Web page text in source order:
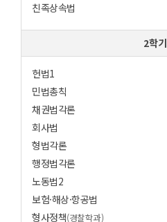
친족상속법
2학기
헌법1
민법총칙
채권법각론
회사법
형법각론
행정법각론
노동법2
보험·해상·항공법
형사정책(경찰학과)